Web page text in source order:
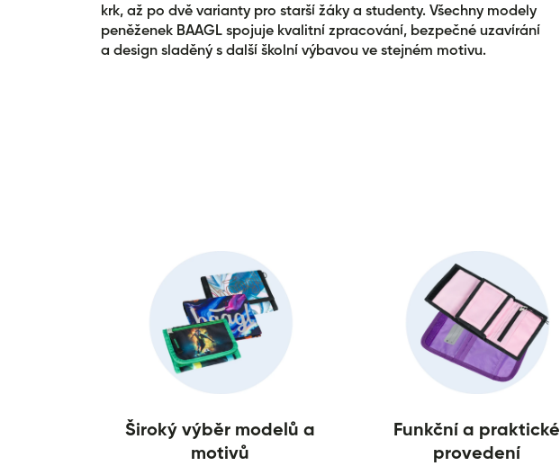
krk, až po dvě varianty pro starší žáky a studenty. Všechny modely
peněženek BAAGL spojuje kvalitní zpracování, bezpečné uzavírání
a design sladěný s další školní výbavou ve stejném motivu.
Široký výběr modelů a
motivů
Funkční a praktické
provedení